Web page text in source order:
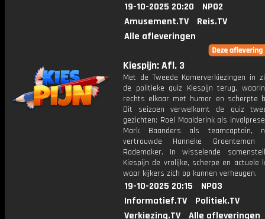
19-10-2025 20:20
NPO2
Amusement.TV
Reis.TV
Alle afleveringen
Kiespijn: Afl. 3
Met de Tweede Kamerverkiezingen in
de politieke quiz Kiespijn terug,
rechts elkaar met humor en scherpte
Dit seizoen verwelkomt de quiz
gezichten: Roel Maalderink als
Mark Baanders als teamcaptain,
vertrouwde Hanneke
Rademaker. In wisselende
Kiespijn de vrolijke, scherpe en actuele
waar kijkers zich op kunnen verheugen.
19-10-2025 20:15
NPO3
Informatief.TV
Politiek.TV
Verkiezing.TV
Alle afleveringen